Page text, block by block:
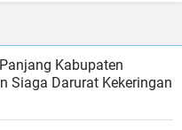
Kabupaten
Siaga Darurat Kekeringan